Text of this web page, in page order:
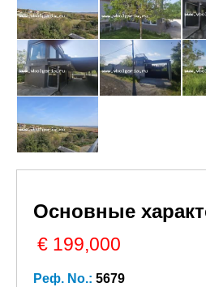
Основные
€ 199,000
Реф. No.: 5679